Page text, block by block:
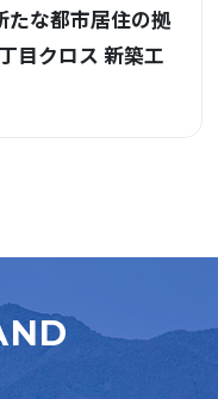
たな都市居住の拠
目クロス 新築工